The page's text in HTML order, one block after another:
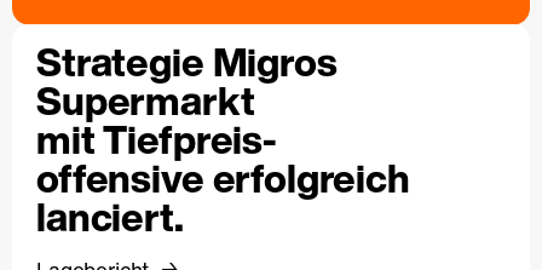
Strategie Migros
Supermarkt
mit Tiefpreis-
offensive erfolgreich
lanciert.